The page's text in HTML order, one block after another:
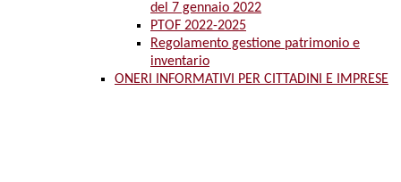
del 7 gennaio 2022
PTOF 2022-2025
Regolamento gestione patrimonio e
inventario
ONERI INFORMATIVI PER CITTADINI E IMPRESE